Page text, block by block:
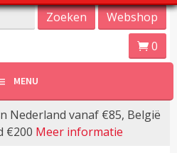
| Webshop
huisdier
Zoeken
Webshop
0
MENU
Nederland vanaf €85, België
€200 Meer informatie